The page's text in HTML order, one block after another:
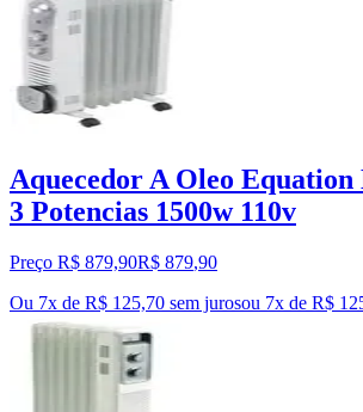
Aquecedor A Oleo Equation
3 Potencias 1500w 110v
Preço R$ 879,90R$ 879,90
Ou 7x de R$ 125,70 sem jurosou 7x de R$